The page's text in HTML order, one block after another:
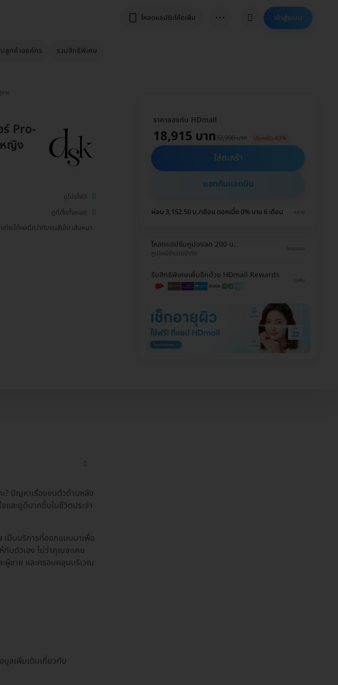
โหลดแอปรับโค้ดเพิ่ม ⋯ เข้าสู่ระบบ
บลูกค้าองค์กร รวมสิทธิพิเศษ
าย
ร์ Pro-
หญิง
ดูโปรไฟล์
ดูที่ตั้งทั้งหมด
ต่จะได้ผลดีกว่ากับขนสีเข้ม เส้นหนา
ราคาจองกับ HDmall
18,915 บาท32,990 บาท ประหยัด 43%
ใส่ตะกร้า
แชทกับแอดมิน
ผ่อน 3,152.50 บ./เดือน ดอกเบี้ย 0% นาน 6 เดือน ขยาย
โหลดแอปรับคูปองลด 200 บ.
คูปองมีจำนวนจำกัด
โหลดเลย
รับสิทธิพิเศษเพิ่มอีกด้วย HDmall Rewards
ดูเพิ่ม
? ปัญหาเรื่องขนตัวด้านหลัง
ละดูดีมากขึ้นในชีวิตประจำ
เป็นบริการที่ออกแบบมาเพื่อ
บตัวเอง ไม่ว่าคุณจะเคย
ผู้ชาย และครอบคลุมบริเวณ
ลเพิ่มเติมเกี่ยวกับ